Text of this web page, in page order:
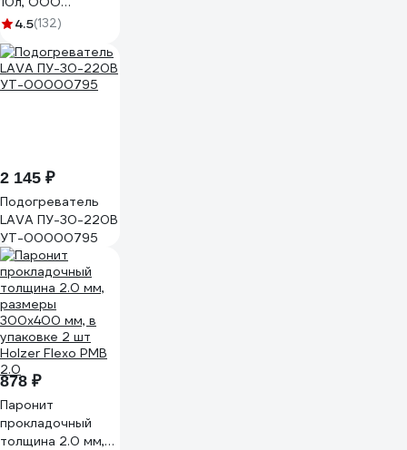
"Торговый дом
4.5(132)
2 145 ₽
Подогреватель
LAVA ПУ-30-220В
УТ-00000795
878 ₽
Паронит
прокладочный
толщина 2.0 мм,